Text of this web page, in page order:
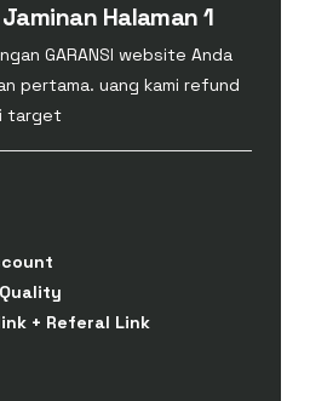
Halaman 1
GARANSI website Anda
pertama. uang kami refund
target
+ Referal Link